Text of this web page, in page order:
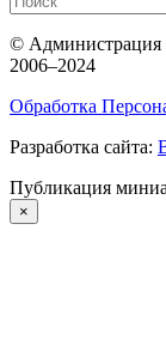
© Администрация
2006–2024
Обработка
Разработка сайта:
Публикация
×